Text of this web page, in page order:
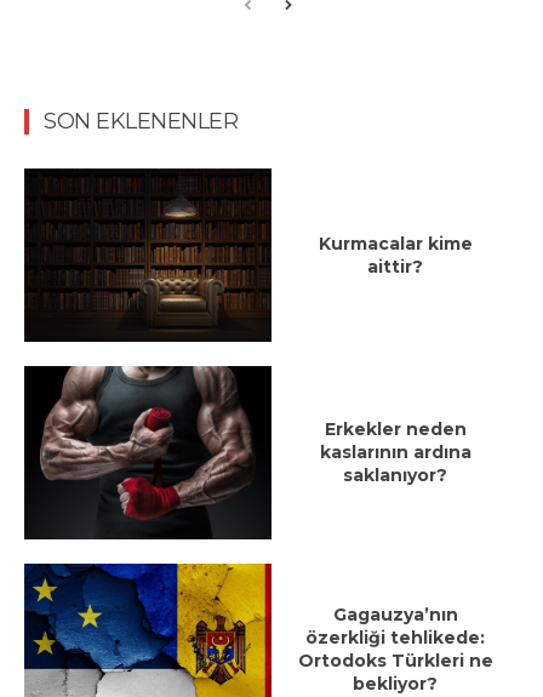
SON EKLENENLER
Kurmacalar kime
aittir?
Erkekler neden
kaslarının ardına
saklanıyor?
Gagauzya’nın
özerkliği tehlikede:
Ortodoks Türkleri ne
bekliyor?